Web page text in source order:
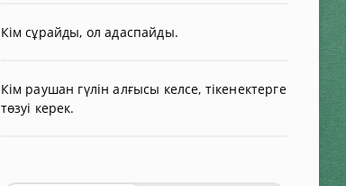
Кім сұрайды, ол адаспайды.
Кім раушан гүлін алғысы келсе, тікенектерге
төзуі керек.